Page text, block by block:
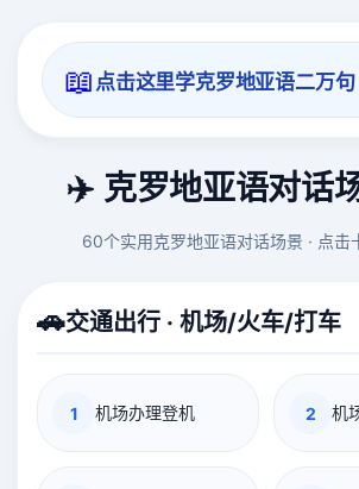
📖 点击这里学克罗地亚语二万句
✈️ 克罗地亚语对话
60个实用克罗地亚语对话场景 · 点击
🚗交通出行 · 机场/火车/打车
1 机场办理登机 2 机